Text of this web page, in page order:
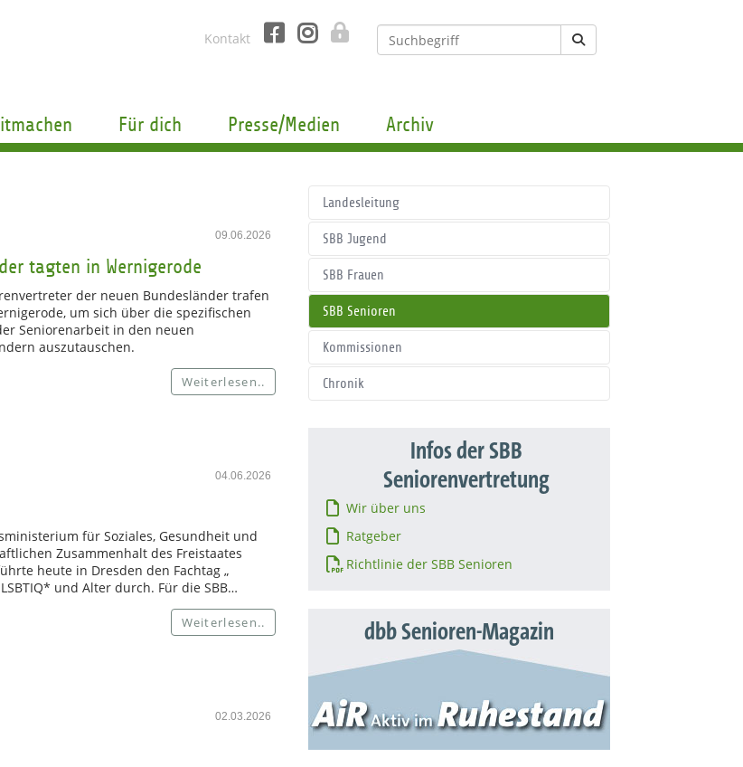
Kontakt
Für dich Presse/Medien Archiv
09.06.2026
tagten in Wernigerode
der neuen Bundesländer trafen
um sich über die spezifischen
Seniorenarbeit in den neuen
auszutauschen.
Weiterlesen..
04.06.2026
für Soziales, Gesundheit und
Zusammenhalt des Freistaates
heute in Dresden den Fachtag „
und Alter durch. Für die SBB…
Weiterlesen..
02.03.2026
Landesleitung
SBB Jugend
SBB Frauen
SBB Senioren
Kommissionen
Chronik
Infos der SBB
Seniorenvertretung
Wir über uns
Ratgeber
Richtlinie der SBB Senioren
dbb Senioren-Magazin